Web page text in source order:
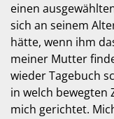
einen
sich an seinem
hätte, wenn ihm
meiner Mutter
wieder Tagebuch
in welch bewegten
mich gerichtet.